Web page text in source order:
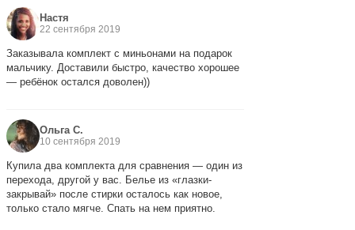
Настя
22 сентября 2019
Заказывала комплект с миньонами на подарок
мальчику. Доставили быстро, качество хорошее
— ребёнок остался доволен))
Ольга С.
10 сентября 2019
Купила два комплекта для сравнения — один из
перехода, другой у вас. Белье из «глазки-
закрывай» после стирки осталось как новое,
только стало мягче. Спать на нем приятно.